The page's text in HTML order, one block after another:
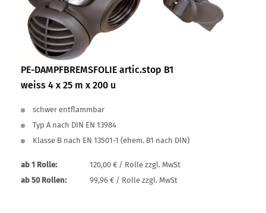
PE-DAMPFBREMSFOLIE artic.stop B1
weiss 4 x 25 m x 200 u
schwer entflammbar
Typ A nach DIN EN 13984
Klasse B nach EN 13501-1 (ehem. B1 nach DIN)
ab 1 Rolle:
ab 50 Rollen:
120,00 € / Rolle zzgl. MwSt
99,96 € / Rolle zzgl. MwSt